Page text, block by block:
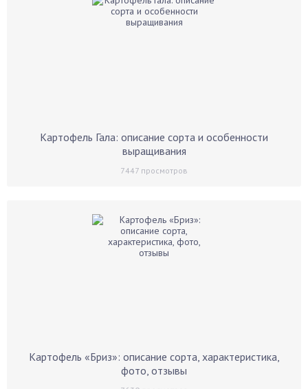
Картофель Гала: описание сорта и особенности
выращивания
7447 просмотров
Картофель «Бриз»: описание сорта, характеристика,
фото, отзывы